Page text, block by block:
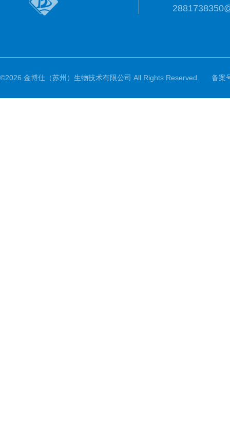
©2026 金博仕（苏州）生物技术有限公司 All Rights Reserved. 备案